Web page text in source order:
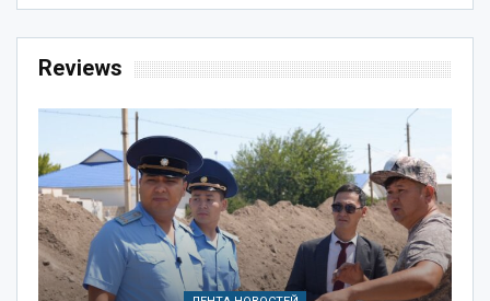
Reviews